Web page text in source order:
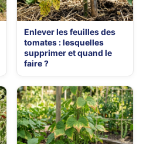
Enlever les feuilles des
tomates : lesquelles
supprimer et quand le
faire ?